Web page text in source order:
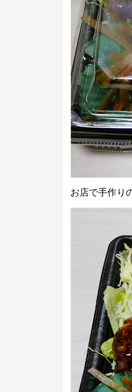
お店で手作り